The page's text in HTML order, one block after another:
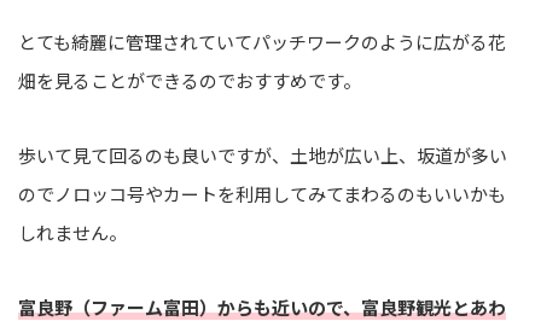
とても綺麗に管理されていてパッチワークのように広がる花
畑を見ることができるのでおすすめです。
歩いて見て回るのも良いですが、土地が広い上、坂道が多い
のでノロッコ号やカートを利用してみてまわるのもいいかも
しれません。
富良野（ファーム富田）からも近いので、富良野観光とあわ